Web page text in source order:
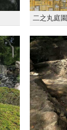
二之丸庭